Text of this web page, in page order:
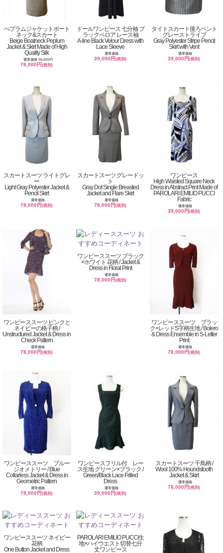
ぺプラムジャケットボート
ネック&スカート
Beige Boatneck Peplum
Jacket & Skirt Made of High
Quality Silk
通常価格 98,000円
78,000円(税別)
ドールワンピース 七分袖 ブ
ラックベロア レース袖
A-line Black Velour Dress with
Lace Sleeve
通常価格
39,000円(税別)
タイトスカート後ろベント
グレーストライプ
Gray Polyester Stripe Pencil
Skirt with Vent
通常価格
39,000円(税別)
スカートスーツ ライトグレ
ー
Light Gray Polyester Jacket &
Pencil Skirt
通常価格
78,000円(税別)
スカートスーツ グレードッ
ト
Gray Dot Single Breasted
Jacket and Flare Skirt
通常価格
78,000円(税別)
ワンピース
High Waisted Square Neck
Dress in Abstract Print Made of
PAROLARI EMILIO PUCCI
Fabric
通常価格
39,000円(税別)
ワンピーススーツ ピンクと
ネイビーの格子柄 /
Unstructured Jacket & Dress in
Check Pattern
通常価格
78,000円(税別)
ワンピーススーツ ブラック
×ホワイト 花柄 / Jacket &
Dress in Floral Print
通常価格
78,000円(税別)
ワンピーススーツ ブラッ
ク×レッドS字柄生地 / Bolero
& Dress Ensemble in S-Letter
Print
通常価格
78,000円(税別)
ワンピーススーツ ブルー
ジオメトリー / Blue
Collarless Jacket & Dress in
Geometric Pattern
通常価格
78,000円(税別)
ワンピースフリル付 レー
ス生地 グリーン×ブラック /
Green/Black Lace Frilled
Dress
通常価格
39,000円(税別)
スカートスーツ 千鳥柄 /
Wool 100% Houndstooth
Jacket & Skirt
通常価格
78,000円(税別)
ワンピーススーツ ネイビー
花柄
One Button Jacket and Dress
PAROLARI EMILIO PUCCI生
地×ハイウエスト切替七分
丈ワンピース